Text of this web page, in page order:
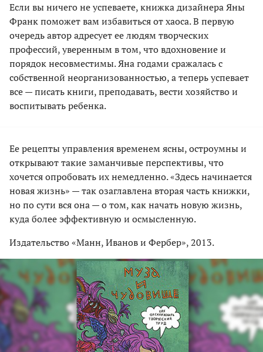
Если вы ничего не успеваете, книжка дизайнера Яны
Франк поможет вам избавиться от хаоса. В первую
очередь автор адресует ее людям творческих
профессий, уверенным в том, что вдохновение и
порядок несовместимы. Яна годами сражалась с
собственной неорганизованностью, а теперь успевает
все — писать книги, преподавать, вести хозяйство и
воспитывать ребенка.
Ее рецепты управления временем ясны, остроумны и
открывают такие заманчивые перспективы, что
хочется опробовать их немедленно. «Здесь начинается
новая жизнь» — так озаглавлена вторая часть книжки,
но по сути вся она — о том, как начать новую жизнь,
куда более эффективную и осмысленную.
Издательство «Манн, Иванов и Фербер», 2013.